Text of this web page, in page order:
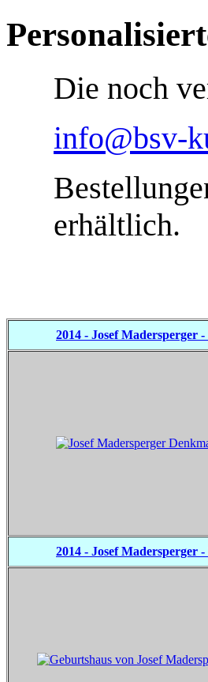
Die noch
info@bsv-
erhältlich.
2014 - Josef Madersperger -
2014 - Josef Madersperger -